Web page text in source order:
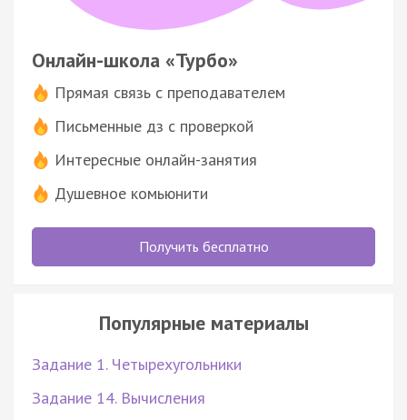
Онлайн-школа «Турбо»
Прямая связь с преподавателем
Письменные дз с проверкой
Интересные онлайн-занятия
Душевное комьюнити
Получить бесплатно
Популярные материалы
Задание 1. Четырехугольники
Задание 14. Вычисления